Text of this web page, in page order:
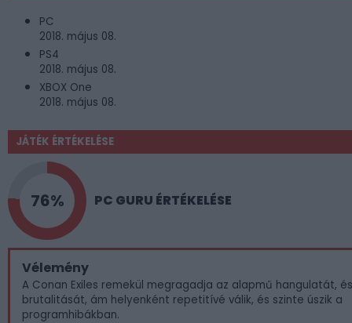
PC
2018. május 08.
PS4
2018. május 08.
XBOX One
2018. május 08.
JÁTÉK ÉRTÉKELÉSE
76% PC GURU ÉRTÉKELÉSE
Vélemény
A Conan Exiles remekül megragadja az alapmű hangulatát, és
brutalitását, ám helyenként repetitívé válik, és szinte úszik a
programhibákban.